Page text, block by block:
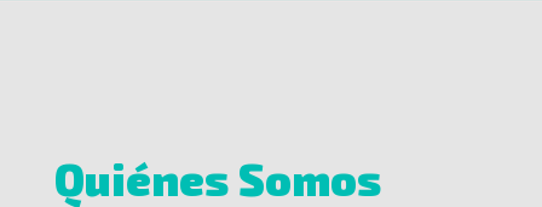
Quiénes Somos